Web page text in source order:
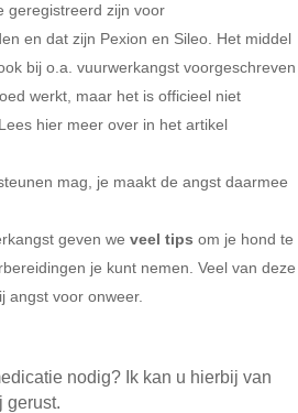
geregistreerd zijn voor
en dat zijn Pexion en Sileo. Het middel
bij o.a. vuurwerkangst voorgeschreven
werkt, maar het is officieel niet
hier meer over in het artikel
mag, je maakt de angst daarmee
geven we veel tips om je hond te
je kunt nemen. Veel van deze
angst voor onweer.
nodig? Ik kan u hierbij van
gerust.